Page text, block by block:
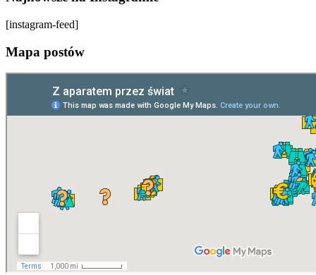
[instagram-feed]
Mapa postów